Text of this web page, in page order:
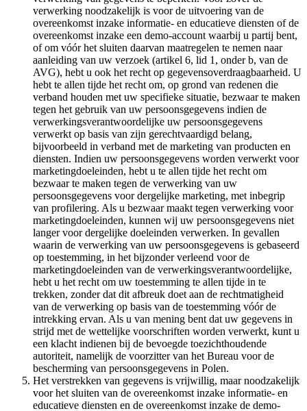
verwerking noodzakelijk is voor de uitvoering van de
overeenkomst inzake informatie- en educatieve diensten of de
overeenkomst inzake een demo-account waarbij u partij bent,
of om vóór het sluiten daarvan maatregelen te nemen naar
aanleiding van uw verzoek (artikel 6, lid 1, onder b, van de
AVG), hebt u ook het recht op gegevensoverdraagbaarheid. U
hebt te allen tijde het recht om, op grond van redenen die
verband houden met uw specifieke situatie, bezwaar te maken
tegen het gebruik van uw persoonsgegevens indien de
verwerkingsverantwoordelijke uw persoonsgegevens
verwerkt op basis van zijn gerechtvaardigd belang,
bijvoorbeeld in verband met de marketing van producten en
diensten. Indien uw persoonsgegevens worden verwerkt voor
marketingdoeleinden, hebt u te allen tijde het recht om
bezwaar te maken tegen de verwerking van uw
persoonsgegevens voor dergelijke marketing, met inbegrip
van profilering. Als u bezwaar maakt tegen verwerking voor
marketingdoeleinden, kunnen wij uw persoonsgegevens niet
langer voor dergelijke doeleinden verwerken. In gevallen
waarin de verwerking van uw persoonsgegevens is gebaseerd
op toestemming, in het bijzonder verleend voor de
marketingdoeleinden van de verwerkingsverantwoordelijke,
hebt u het recht om uw toestemming te allen tijde in te
trekken, zonder dat dit afbreuk doet aan de rechtmatigheid
van de verwerking op basis van de toestemming vóór de
intrekking ervan. Als u van mening bent dat uw gegevens in
strijd met de wettelijke voorschriften worden verwerkt, kunt u
een klacht indienen bij de bevoegde toezichthoudende
autoriteit, namelijk de voorzitter van het Bureau voor de
bescherming van persoonsgegevens in Polen.
Het verstrekken van gegevens is vrijwillig, maar noodzakelijk
voor het sluiten van de overeenkomst inzake informatie- en
educatieve diensten en de overeenkomst inzake de demo-